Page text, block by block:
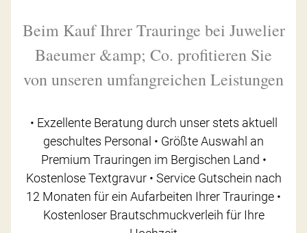
Beim Kauf Ihrer Trauringe bei Juwelier
Baeumer &amp; Co. profitieren Sie
von unseren umfangreichen Leistungen
• Exzellente Beratung durch unser stets aktuell
geschultes Personal • Größte Auswahl an
Premium Trauringen im Bergischen Land •
Kostenlose Textgravur • Service Gutschein nach
12 Monaten für ein Aufarbeiten Ihrer Trauringe •
Kostenloser Brautschmuckverleih für Ihre